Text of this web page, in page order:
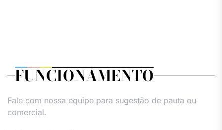
FUNCIONAMENTO
Fale com nossa equipe para sugestão de pauta ou
comercial.